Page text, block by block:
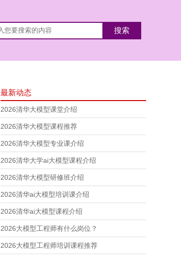
最新动态
2026清华大模型课堂介绍
2026清华大模型课程推荐
2026清华大模型专业课介绍
2026清华大学ai大模型课程介绍
2026清华大模型研修班介绍
2026清华ai大模型培训课介绍
2026清华ai大模型课程介绍
2026大模型工程师有什么岗位？
2026大模型工程师培训课程推荐